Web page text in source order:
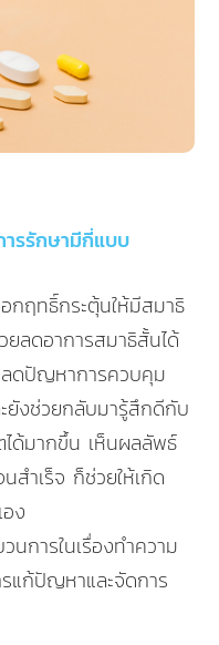
ารรักษามีกี่แบบ
กฤทธิ์กระตุ้นให้มีสมาธิ
ลดอาการสมาธิสั้นได้
ดปัญหาการควบคุม
งช่วยกลับมารู้สึกดีกับ
ด้มากขึ้น เห็นผลลัพธ์
สำเร็จ ก็ช่วยให้เกิด
ง
นการในเรื่องทำความ
รแก้ปัญหาและจัดการ